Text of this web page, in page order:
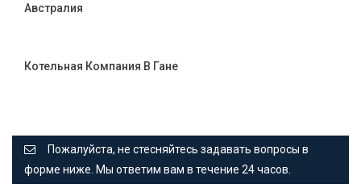
Австралия
Котельная Компания В Гане
Пожалуйста, не стесняйтесь задавать вопросы в
форме ниже. Мы ответим вам в течение 24 часов.